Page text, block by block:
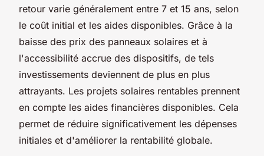
retour varie généralement entre 7 et 15 ans, selon
le coût initial et les aides disponibles. Grâce à la
baisse des prix des panneaux solaires et à
l'accessibilité accrue des dispositifs, de tels
investissements deviennent de plus en plus
attrayants. Les projets solaires rentables prennent
en compte les aides financières disponibles. Cela
permet de réduire significativement les dépenses
initiales et d'améliorer la rentabilité globale.